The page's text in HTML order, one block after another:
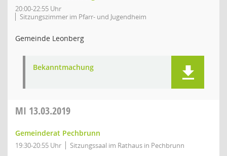
20:00-22:55 Uhr
Sitzungszimmer im Pfarr- und Jugendheim
Gemeinde Leonberg
Bekanntmachung
MI 13.03.2019
Gemeinderat Pechbrunn
19:30-20:55 Uhr Sitzungssaal im Rathaus in Pechbrunn